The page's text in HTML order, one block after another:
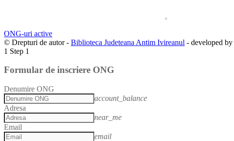
ONG-uri active
© Drepturi de autor - Biblioteca Judeteana Antim Ivireanul - developed by
1 Step 1
Formular de inscriere ONG
Denumire ONG
account_balance
Adresa
near_me
Email
email